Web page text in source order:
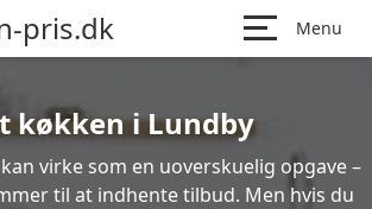
pris.dk Menu
køkken i Lundby
virke som en uoverskuelig opgave –
til at indhente tilbud. Men hvis du